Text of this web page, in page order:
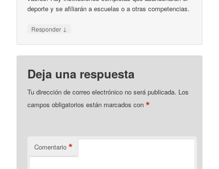
deporte y se afiliarán a escuelas o a otras competencias.
Responder ↓
Deja una respuesta
Tu dirección de correo electrónico no será publicada. Los
campos obligatorios están marcados con*
Comentario *